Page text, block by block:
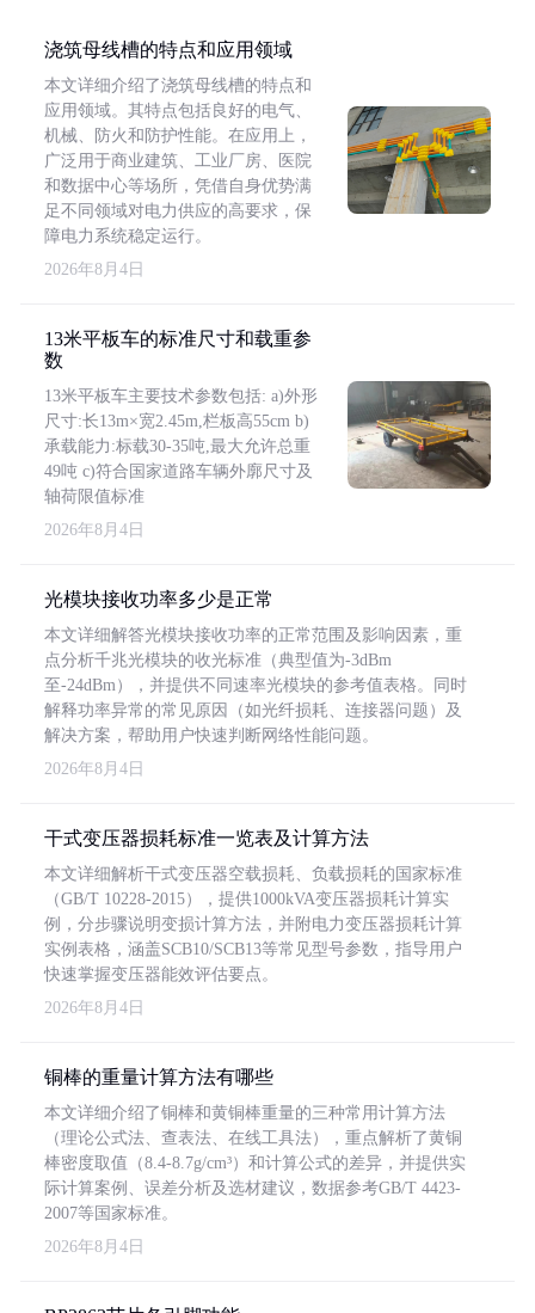
浇筑母线槽的特点和应用领域
本文详细介绍了浇筑母线槽的特点和
应用领域。其特点包括良好的电气、
机械、防火和防护性能。在应用上，
广泛用于商业建筑、工业厂房、医院
和数据中心等场所，凭借自身优势满
足不同领域对电力供应的高要求，保
障电力系统稳定运行。
2026年8月4日
13米平板车的标准尺寸和载重参
数
13米平板车主要技术参数包括: a)外形
尺寸:长13m×宽2.45m,栏板高55cm b)
承载能力:标载30-35吨,最大允许总重
49吨 c)符合国家道路车辆外廓尺寸及
轴荷限值标准
2026年8月4日
光模块接收功率多少是正常
本文详细解答光模块接收功率的正常范围及影响因素，重
点分析千兆光模块的收光标准（典型值为-3dBm
至-24dBm），并提供不同速率光模块的参考值表格。同时
解释功率异常的常见原因（如光纤损耗、连接器问题）及
解决方案，帮助用户快速判断网络性能问题。
2026年8月4日
干式变压器损耗标准一览表及计算方法
本文详细解析干式变压器空载损耗、负载损耗的国家标准
（GB/T 10228-2015），提供1000kVA变压器损耗计算实
例，分步骤说明变损计算方法，并附电力变压器损耗计算
实例表格，涵盖SCB10/SCB13等常见型号参数，指导用户
快速掌握变压器能效评估要点。
2026年8月4日
铜棒的重量计算方法有哪些
本文详细介绍了铜棒和黄铜棒重量的三种常用计算方法
（理论公式法、查表法、在线工具法），重点解析了黄铜
棒密度取值（8.4-8.7g/cm³）和计算公式的差异，并提供实
际计算案例、误差分析及选材建议，数据参考GB/T 4423-
2007等国家标准。
2026年8月4日